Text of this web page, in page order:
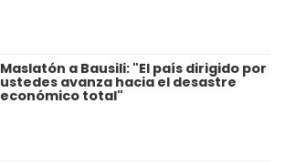
Maslatón a Bausili: "El país dirigido por
ustedes avanza hacia el desastre
económico total"